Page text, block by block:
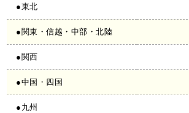
●東北
●関東・信越・中部・北陸
●関西
●中国・四国
●九州